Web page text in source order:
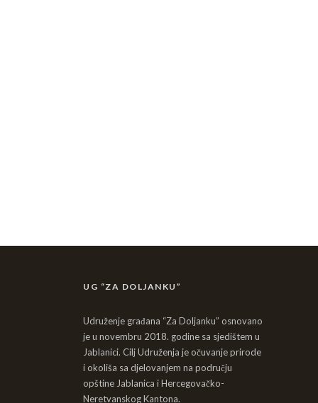
UG “ZA DOLJANKU”
Udruženje građana “Za Doljanku” osnovano
je u novembru 2018. godine sa sjedištem u
Jablanici. Cilj Udruženja je očuvanje prirode
i okoliša sa djelovanjem na području
opštine Jablanica i Hercegovačko-
Neretvanskog Kantona.